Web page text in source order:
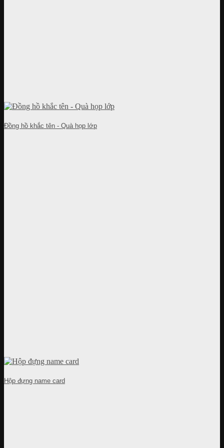
Đồng hồ khắc tên - Quà họp lớp
Hộp đựng name card